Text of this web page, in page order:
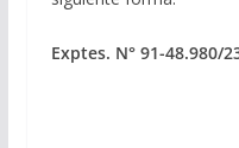
Exptes. N° 91-48.980/